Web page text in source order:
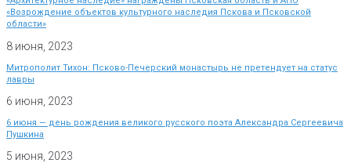
«Возрождение объектов культурного наследия Пскова и Псковской
области»
8 июня, 2023
Митрополит Тихон: Псково-Печерский монастырь не претендует на статус
лавры
6 июня, 2023
6 июня — день рождения великого русского поэта Александра Сергеевича
Пушкина
5 июня, 2023